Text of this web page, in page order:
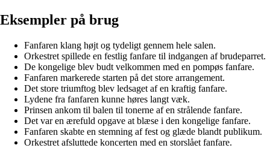
Eksempler på brug
Fanfaren klang højt og tydeligt gennem hele salen.
Orkestret spillede en festlig fanfare til indgangen af brudeparret.
De kongelige blev budt velkommen med en pompøs fanfare.
Fanfaren markerede starten på det store arrangement.
Det store triumftog blev ledsaget af en kraftig fanfare.
Lydene fra fanfaren kunne høres langt væk.
Prinsen ankom til balen til tonerne af en strålende fanfare.
Det var en ærefuld opgave at blæse i den kongelige fanfare.
Fanfaren skabte en stemning af fest og glæde blandt publikum.
Orkestret afsluttede koncerten med en storslået fanfare.